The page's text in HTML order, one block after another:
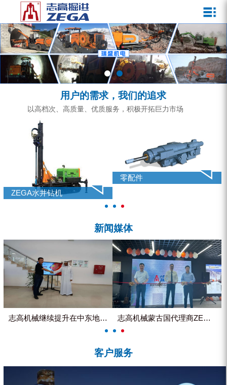
企业文化
发展历程
资质荣誉
宣传视频
公司新闻
行业动态
ZEGA一体式潜孔钻机
ZEGA地下掘进台车
ZEGA小型一体式露天钻机
ZEGA全液压顶锤钻机
零配件
锚固钻机系列
FY水井钻车系列
水井专用螺杆空压机
雾炮机
洗轮机
服务介绍
服务中心
营销网络
用户的需求，我们的追求
以高档次、高质量、优质服务，积极开拓巨力市场
ZEGA水井钻机
零配件
新闻媒体
志高机械继续提升在中东地区的市... 志高机械蒙古国代理商ZEGA客...
客户服务